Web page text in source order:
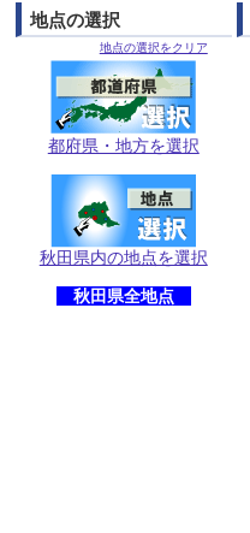
地点の選択
地点の選択をクリア
都府県・地方を選択
秋田県内の地点を選択
秋田県全地点